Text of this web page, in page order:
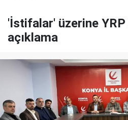
'İstifalar' üzerine YRP
açıklama